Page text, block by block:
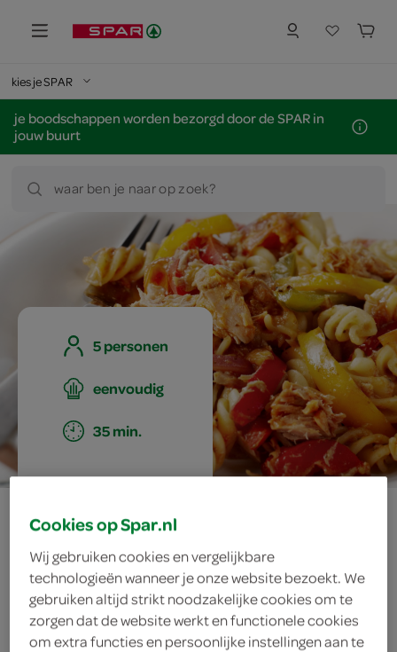
kies je SPAR
je boodschappen worden bezorgd door de SPAR in
jouw buurt
waar ben je naar op zoek?
5 personen
eenvoudig
35 min.
pasta met tonijn
en geroosterde
groenten
Cookies op Spar.nl
Wij gebruiken cookies en vergelijkbare
technologieën wanneer je onze website bezoekt. We
gebruiken altijd strikt noodzakelijke cookies om te
zorgen dat de website werkt en functionele cookies
om extra functies en persoonlijke instellingen aan te